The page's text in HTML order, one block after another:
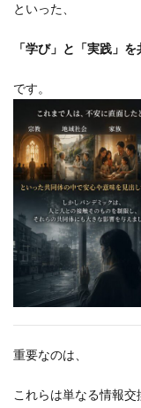
といった、
「学び」と「実践」
です。
重要なのは、
これらは単なる情報交